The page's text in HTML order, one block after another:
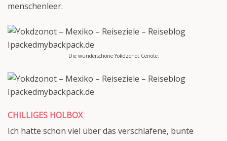
menschenleer.
Die wunderschöne Yokdzonot Cenote.
CHILLIGES HOLBOX
Ich hatte schon viel über das verschlafene, bunte